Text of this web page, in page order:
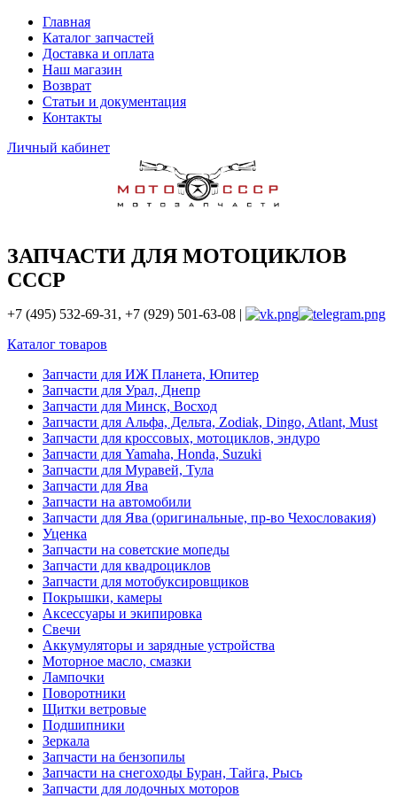
Главная
Каталог запчастей
Доставка и оплата
Наш магазин
Возврат
Статьи и документация
Контакты
Личный кабинет
ЗАПЧАСТИ ДЛЯ МОТОЦИКЛОВ
СССР
+7 (495) 532-69-31, +7 (929) 501-63-08 |
Каталог товаров
Запчасти для ИЖ Планета, Юпитер
Запчасти для Урал, Днепр
Запчасти для Минск, Восход
Запчасти для Альфа, Дельта, Zodiak, Dingo, Atlant, Must
Запчасти для кроссовых, мотоциклов, эндуро
Запчасти для Yamaha, Honda, Suzuki
Запчасти для Муравей, Тула
Запчасти для Ява
Запчасти на автомобили
Запчасти для Ява (оригинальные, пр-во Чехословакия)
Уценка
Запчасти на советские мопеды
Запчасти для квадроциклов
Запчасти для мотобуксировщиков
Покрышки, камеры
Аксессуары и экипировка
Свечи
Аккумуляторы и зарядные устройства
Моторное масло, смазки
Лампочки
Поворотники
Щитки ветровые
Подшипники
Зеркала
Запчасти на бензопилы
Запчасти на снегоходы Буран, Тайга, Рысь
Запчасти для лодочных моторов